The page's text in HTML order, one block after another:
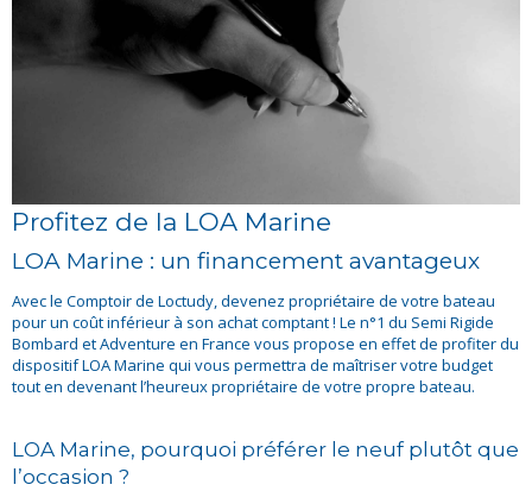
Profitez de la LOA Marine
LOA Marine : un financement avantageux
Avec le Comptoir de Loctudy, devenez propriétaire de votre bateau
pour un coût inférieur à son achat comptant ! Le n°1 du Semi Rigide
Bombard et Adventure en France vous propose en effet de profiter du
dispositif LOA Marine qui vous permettra de maîtriser votre budget
tout en devenant l’heureux propriétaire de votre propre bateau.
LOA Marine, pourquoi préférer le neuf plutôt que
l’occasion ?